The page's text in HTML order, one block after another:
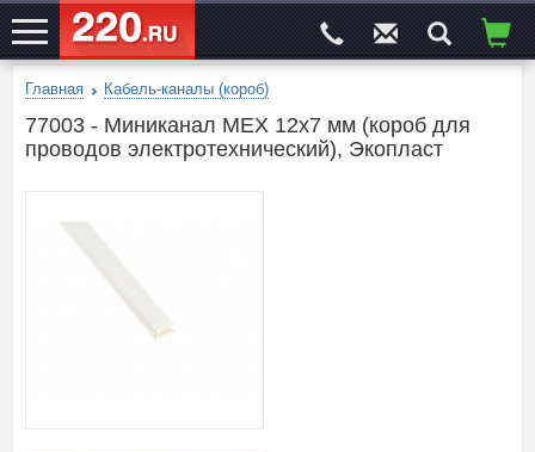
ЭЛЕКТРОСАЙТ№1
Главная Кабель-каналы (короб)
77003 - Миниканал MEX 12x7 мм (короб для
проводов электротехнический), Экопласт